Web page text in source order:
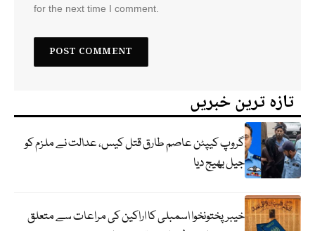
for the next time I comment.
تازہ ترین خبریں
گروپ کیپٹن عاصم طارق قتل کیس، عدالت نے ملزم کو
جیل بھیج دیا
خیبرپختونخوا اسمبلی کا اراکین کی مراعات سے متعلق